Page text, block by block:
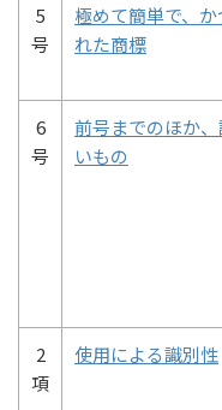
5
号
極めて簡単で、
れた商標
6
号
前号までのほか
いもの
2
項
使用による識別性